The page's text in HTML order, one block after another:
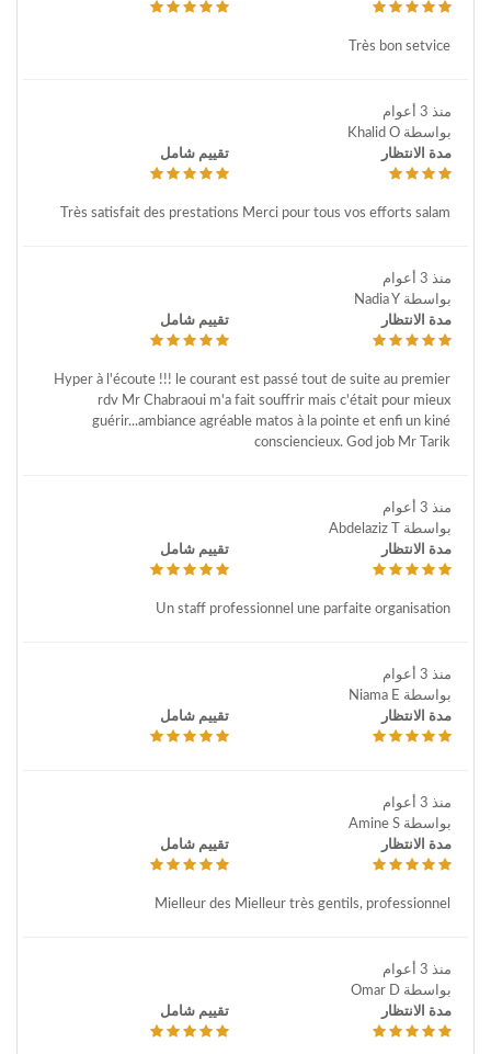
Très bon setvice
منذ 3 أعوام
بواسطة Khalid O
مدة الانتظار
تقييم شامل
Très satisfait des prestations Merci pour tous vos efforts salam
منذ 3 أعوام
بواسطة Nadia Y
مدة الانتظار
تقييم شامل
Hyper à l'écoute !!! le courant est passé tout de suite au premier
rdv Mr Chabraoui m'a fait souffrir mais c'était pour mieux
guérir...ambiance agréable matos à la pointe et enfi un kiné
consciencieux. God job Mr Tarik
منذ 3 أعوام
بواسطة Abdelaziz T
مدة الانتظار
تقييم شامل
Un staff professionnel une parfaite organisation
منذ 3 أعوام
بواسطة Niama E
مدة الانتظار
تقييم شامل
منذ 3 أعوام
بواسطة Amine S
مدة الانتظار
تقييم شامل
Mielleur des Mielleur très gentils, professionnel
منذ 3 أعوام
بواسطة Omar D
مدة الانتظار
تقييم شامل